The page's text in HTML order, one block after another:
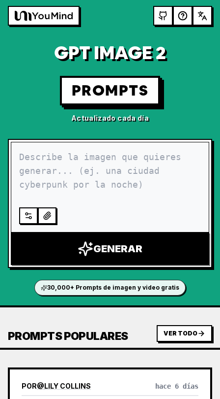
GPT IMAGE 2
PROMPTS
Actualizado cada día
GENERAR
30,000+ Prompts de imagen y video gratis
PROMPTS POPULARES VER TODO
POR@LILY COLLINS hace 6 días